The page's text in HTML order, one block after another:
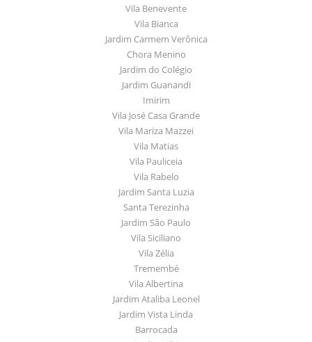
Vila Benevente
Vila Bianca
Jardim Carmem Verônica
Chora Menino
Jardim do Colégio
Jardim Guanandi
Imirim
Vila José Casa Grande
Vila Mariza Mazzei
Vila Matias
Vila Pauliceia
Vila Rabelo
Jardim Santa Luzia
Santa Terezinha
Jardim São Paulo
Vila Siciliano
Vila Zélia
Tremembé
Vila Albertina
Jardim Ataliba Leonel
Jardim Vista Linda
Barrocada